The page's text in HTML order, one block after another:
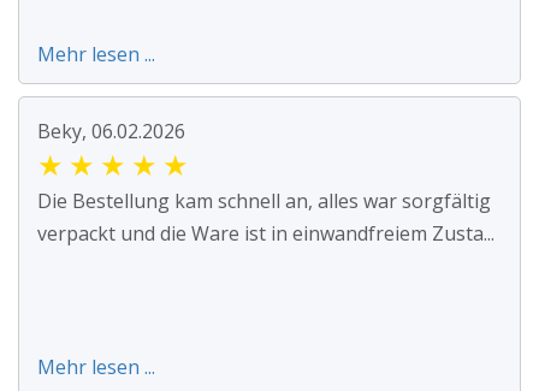
Mehr lesen ...
Beky, 06.02.2026
★ ★ ★ ★ ★
Die Bestellung kam schnell an, alles war sorgfältig
verpackt und die Ware ist in einwandfreiem Zusta...
Mehr lesen ...